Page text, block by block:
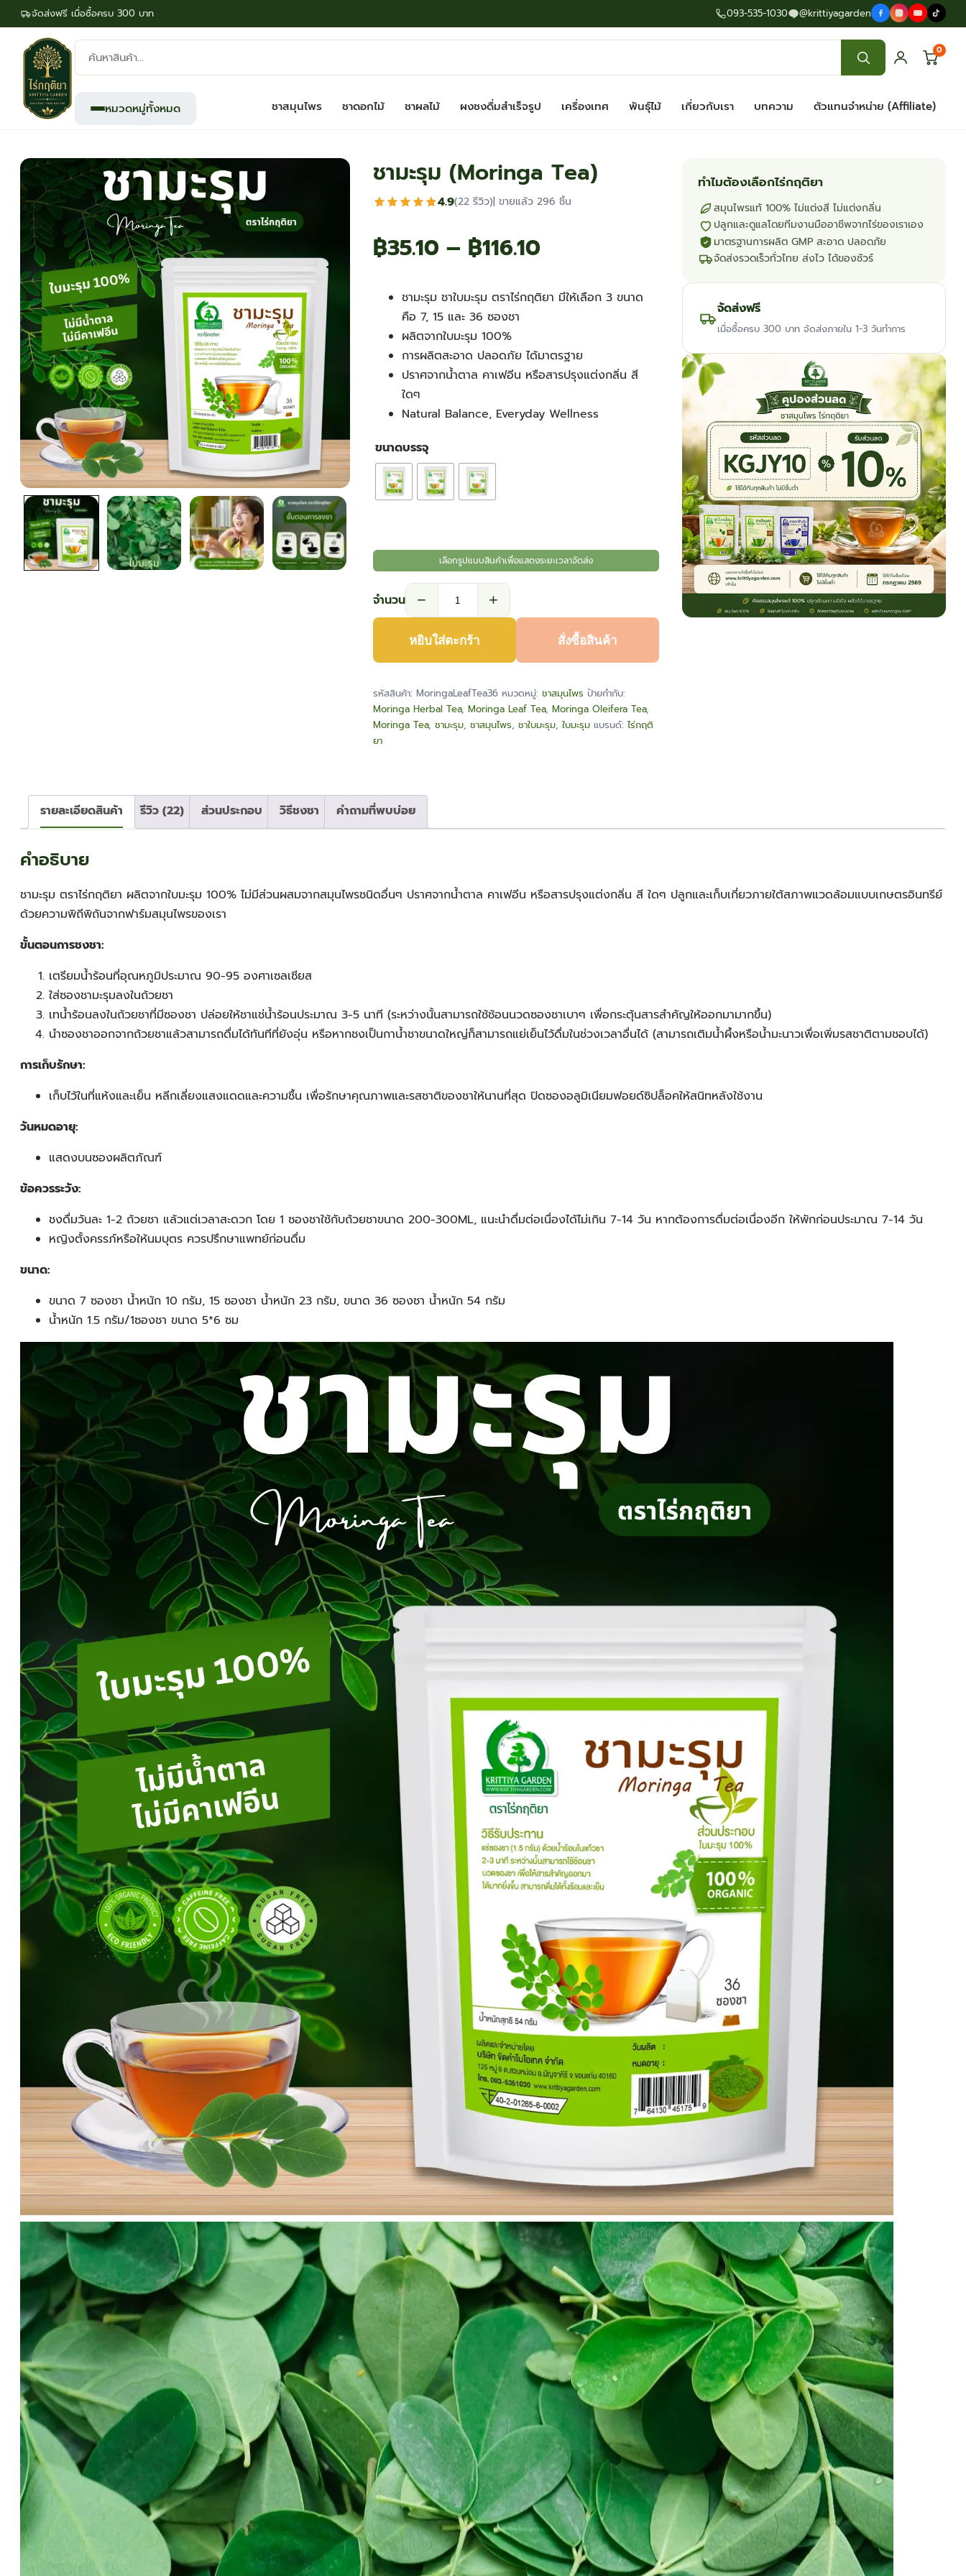
จัดส่งฟรี เมื่อซื้อครบ 300 บาท 093-535-1030 @krittiyagarden
ค้นหา
สินค้า:
0
หมวดหมู่ทั้งหมด ชาสมุนไพร ชาดอกไม้ ชาผลไม้ ผงชงดื่มสำเร็จรูป เครื่องเทศ พันธุ์ไม้ เกี่ยวกับเรา บทความ ตัวแทนจำหน่าย (Affiliate)
ชามะรุม (Moringa Tea)
4.9(22 รีวิว)| ขายแล้ว 296 ชิ้น
฿35.10 – ฿116.10Price
range:
through
฿116.10
ชามะรุม ชาใบมะรุม ตราไร่กฤติยา มีให้เลือก 3 ขนาด
คือ 7, 15 และ 36 ซองชา
ผลิตจากใบมะรุม 100%
การผลิตสะอาด ปลอดภัย ได้มาตรฐาย
ปราศจากน้ำตาล คาเฟอีน หรือสารปรุงแต่งกลิ่น สี
ใดๆ
Natural Balance, Everyday Wellness
ขนาดบรรจุ
เลือกรูปแบบสินค้าเพื่อแสดงระยะเวลาจัดส่ง
จำนวน
ชา
(Moringa
Tea)
ชิ้น
จำนวน − +
หยิบใส่ตะกร้า สั่งซื้อสินค้า
รหัสสินค้า: MoringaLeafTea36 หมวดหมู่: ชาสมุนไพร ป้ายกำกับ:
Moringa Herbal Tea, Moringa Leaf Tea, Moringa Oleifera Tea,
Moringa Tea, ชามะรุม, ชาสมุนไพร, ชาใบมะรุม, ใบมะรุม แบรนด์: ไร่กฤติ
ยา
ทำไมต้องเลือกไร่กฤติยา
สมุนไพรแท้ 100% ไม่แต่งสี ไม่แต่งกลิ่น
ปลูกและดูแลโดยทีมงานมืออาชีพจากไร่ของเราเอง
มาตรฐานการผลิต GMP สะอาด ปลอดภัย
จัดส่งรวดเร็วทั่วไทย ส่งไว ได้ของชัวร์
จัดส่งฟรี
เมื่อซื้อครบ 300 บาท จัดส่งภายใน 1-3 วันทำการ
รายละเอียดสินค้า รีวิว (22) ส่วนประกอบ วิธีชงชา คำถามที่พบบ่อย
คำอธิบาย
ชามะรุม ตราไร่กฤติยา ผลิตจากใบมะรุม 100% ไม่มีส่วนผสมจากสมุนไพรชนิดอื่นๆ ปราศจากน้ำตาล คาเฟอีน หรือสารปรุงแต่งกลิ่น สี ใดๆ ปลูกและเก็บเกี่ยวภายใต้สภาพแวดล้อมแบบเกษตรอินทรีย์
ด้วยความพิถีพิถันจากฟาร์มสมุนไพรของเรา
ขั้นตอนการชงชา:
เตรียมน้ำร้อนที่อุณหภูมิประมาณ 90-95 องศาเซลเซียส
ใส่ซองชามะรุมลงในถ้วยชา
เทน้ำร้อนลงในถ้วยชาที่มีซองชา ปล่อยให้ชาแช่น้ำร้อนประมาณ 3-5 นาที (ระหว่างนั้นสามารถใช้ช้อนนวดซองชาเบาๆ เพื่อกระตุ้นสารสำคัญให้ออกมามากขึ้น)
นำซองชาออกจากถ้วยชาแล้วสามารถดื่มได้ทันทีที่ยังอุ่น หรือหากชงเป็นกาน้ำชาขนาดใหญ่ก็สามารถแย่เย็นไว้ดื่มในช่วงเวลาอื่นได้ (สามารถเติมน้ำผึ้งหรือน้ำมะนาวเพื่อเพิ่มรสชาติตามชอบได้)
การเก็บรักษา:
เก็บไว้ในที่แห้งและเย็น หลีกเลี่ยงแสงแดดและความชื้น เพื่อรักษาคุณภาพและรสชาติของชาให้นานที่สุด ปิดซองอลูมิเนียมฟอยด์ซิปล็อคให้สนิทหลังใช้งาน
วันหมดอายุ:
แสดงบนซองผลิตภัณฑ์
ข้อควรระวัง:
ชงดื่มวันละ 1-2 ถ้วยชา แล้วแต่เวลาสะดวก โดย 1 ซองชาใช้กับถ้วยชาขนาด 200-300ML, แนะนำดื่มต่อเนื่องได้ไม่เกิน 7-14 วัน หากต้องการดื่มต่อเนื่องอีก ให้พักก่อนประมาณ 7-14 วัน
หญิงตั้งครรภ์หรือให้นมบุตร ควรปรึกษาแพทย์ก่อนดื่ม
ขนาด:
ขนาด 7 ซองชา น้ำหนัก 10 กรัม, 15 ซองชา น้ำหนัก 23 กรัม, ขนาด 36 ซองชา น้ำหนัก 54 กรัม
น้ำหนัก 1.5 กรัม/1ซองชา ขนาด 5*6 ซม